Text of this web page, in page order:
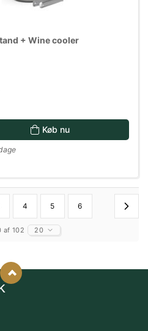
+ Wine cooler
Køb nu
4 5 6
af 102 20